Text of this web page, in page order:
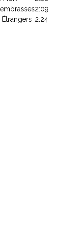
2:09
2:24